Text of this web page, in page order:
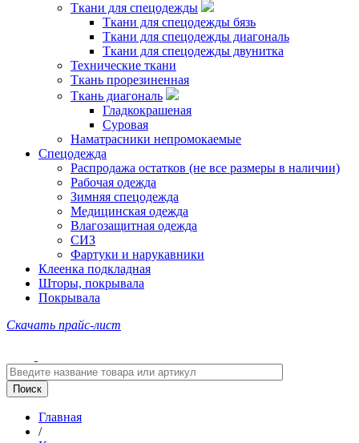
Ткани для спецодежды
Ткани для спецодежды бязь
Ткани для спецодежды диагональ
Ткани для спецодежды двунитка
Технические ткани
Ткань прорезиненная
Ткань диагональ
Гладкокрашеная
Суровая
Наматрасники непромокаемые
Спецодежда
Распродажа остатков (не все размеры в наличии)
Рабочая одежда
Зимняя спецодежда
Медицинская одежда
Влагозащитная одежда
СИЗ
Фартуки и нарукавники
Клеенка подкладная
Шторы, покрывала
Покрывала
Скачать прайс-лист
Главная
/